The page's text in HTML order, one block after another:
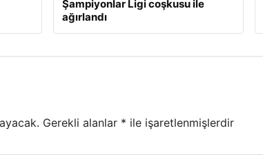
Şampiyonlar Ligi coşkusu ile
ağırlandı
Gerekli alanlar * ile işaretlenmişlerdir